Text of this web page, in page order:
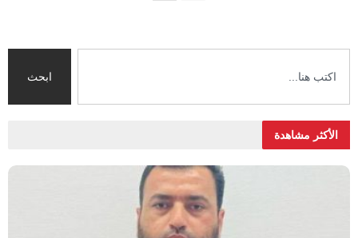
ابحث
الأكثر مشاهدة